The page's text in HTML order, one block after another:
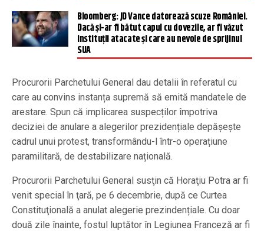
Bloomberg: JD Vance datorează scuze României.
Dacă și-ar fi bătut capul cu dovezile, ar fi văzut
instituții atacate și care au nevoie de sprijinul
SUA
Procurorii Parchetului General dau detalii în referatul cu
care au convins instanța supremă să emită mandatele de
arestare. Spun că implicarea suspecților împotriva
deciziei de anulare a alegerilor prezidențiale depășește
cadrul unui protest, transformându-l într-o operațiune
paramilitară, de destabilizare națională.
Procurorii Parchetului General susţin că Horaţiu Potra ar fi
venit special în ţară, pe 6 decembrie, după ce Curtea
Constituţională a anulat alegerie prezindențiale. Cu doar
două zile înainte, fostul luptător în Legiunea Franceză ar fi